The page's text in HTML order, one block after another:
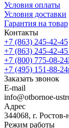
Условия оплаты
Условия доставки
Гарантия на товар
Контакты
+7 (863) 245-42-45
+7 (863) 245-42-45
+7 (800) 775-08-24
+7 (495) 151-88-24
Заказать звонок
E-mail
info@otbornoe-
Адрес
344068, г.
Режим работы